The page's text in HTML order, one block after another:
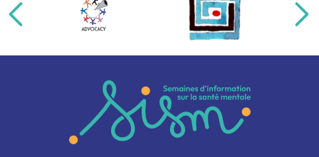
acteur majeur de l’écoconception.
Merci pour votre contribution !
ACTIVER LE MODE ECO
Inégalités d'accès aux droits et